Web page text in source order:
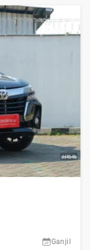
Ganjil